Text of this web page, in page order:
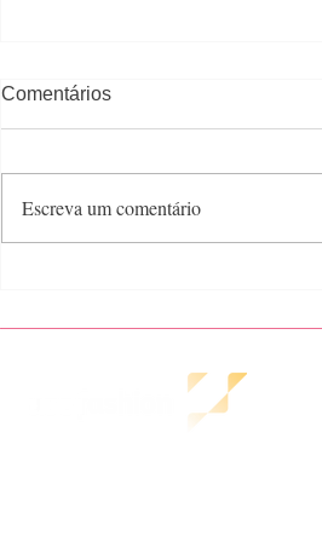
inverno 23
Comentários
Escreva um comentário